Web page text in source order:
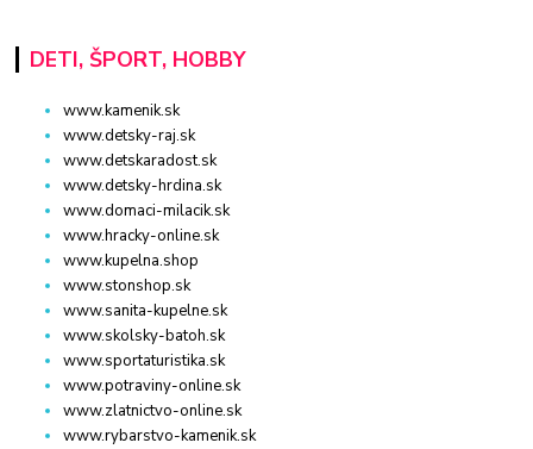
DETI, ŠPORT, HOBBY
www.kamenik.sk
www.detsky-raj.sk
www.detskaradost.sk
www.detsky-hrdina.sk
www.domaci-milacik.sk
www.hracky-online.sk
www.kupelna.shop
www.stonshop.sk
www.sanita-kupelne.sk
www.skolsky-batoh.sk
www.sportaturistika.sk
www.potraviny-online.sk
www.zlatnictvo-online.sk
www.rybarstvo-kamenik.sk